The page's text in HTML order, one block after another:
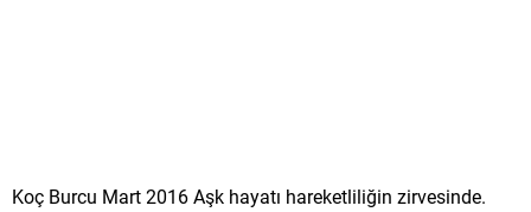
Koç Burcu Mart 2016 Aşk hayatı hareketliliğin zirvesinde.